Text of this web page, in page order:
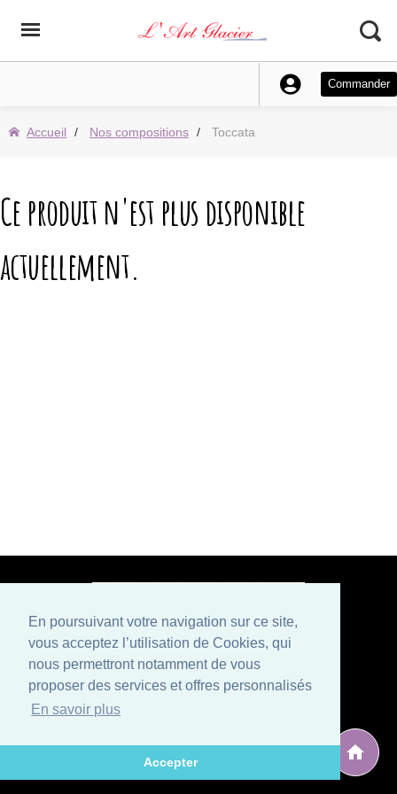
En poursuivant votre navigation sur ce site,
vous acceptez l’utilisation de Cookies, qui
nous permettront notamment de vous
proposer des services et offres personnalisés
En savoir plus
Accepter
Commander
Accueil Nos compositions Toccata
Ce produit n'est plus disponible
actuellement.
Paiement sécurisé
Mentions légales
Conditions générales de vente
Politique de confidentialité et CGU
, éditeur situé en Avignon (Vaucluse), spécialisé
dans le développement de logiciels et sites internet.